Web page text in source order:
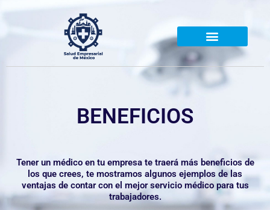
BENEFICIOS
Tener un médico en tu empresa te traerá más beneficios de
los que crees, te mostramos algunos ejemplos de las
ventajas de contar con el mejor servicio médico para tus
trabajadores.